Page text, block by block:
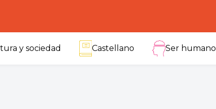
y sociedad Castellano Ser humano